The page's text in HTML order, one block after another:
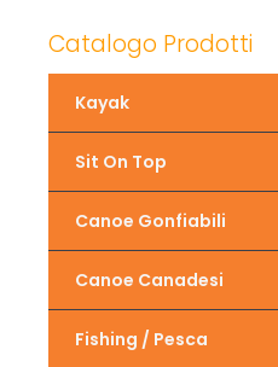
Catalogo Prodotti
Kayak
Sit On Top
Canoe Gonfiabili
Canoe Canadesi
Fishing / Pesca